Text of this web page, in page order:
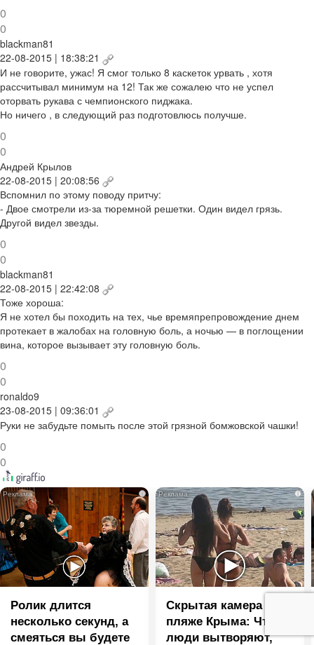
0
0
blackman81
22-08-2015 | 18:38:21
И не говорите, ужас! Я смог только 8 каскеток урвать , хотя
рассчитывал минимум на 12! Так же сожалею что не успел
оторвать рукава с чемпионского пиджака.
Но ничего , в следующий раз подготовлюсь получше.
0
0
Андрей Крылов
22-08-2015 | 20:08:56
Вспомнил по этому поводу притчу:
- Двое смотрели из-за тюремной решетки. Один видел грязь.
Другой видел звезды.
0
0
blackman81
22-08-2015 | 22:42:08
Тоже хороша:
Я не хотел бы походить на тех, чье времяпрепровождение днем
протекает в жалобах на головную боль, а ночью — в поглощении
вина, которое вызывает эту головную боль.
0
0
ronaldo9
23-08-2015 | 09:36:01
Руки не забудьте помыть после этой грязной бомжовской чашки!
0
0
i
Ролик длится
несколько секунд, а
смеяться вы будете
i
Скрытая камера на
пляже Крыма: Что
люди вытворяют,